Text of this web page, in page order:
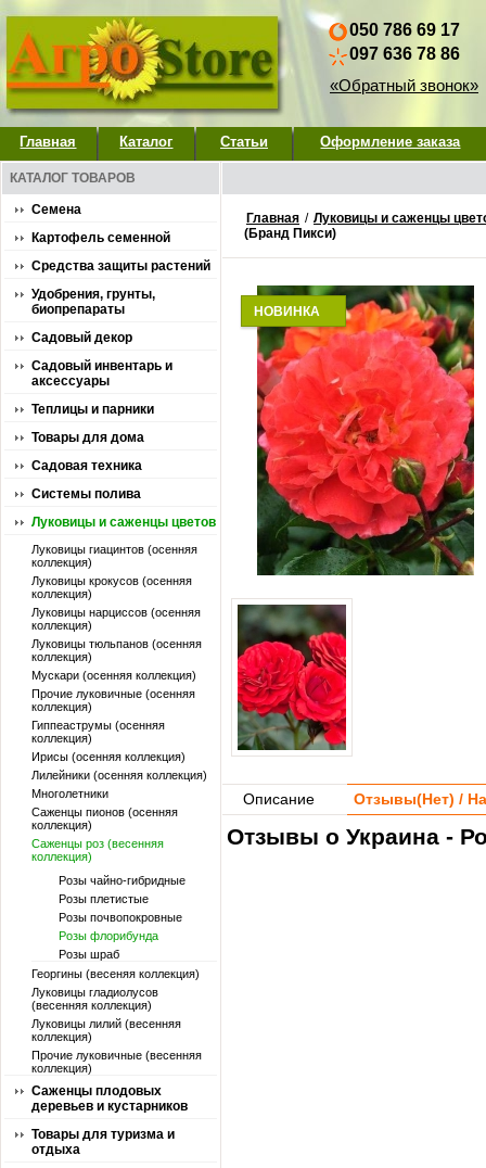
050 786 69 17
097 636 78 86
«Обратный звонок»
Главная Каталог Статьи Оформление заказа
КАТАЛОГ ТОВАРОВ
Семена
Картофель семенной
Средства защиты растений
Удобрения, грунты,
биопрепараты
Садовый декор
Садовый инвентарь и
аксессуары
Теплицы и парники
Товары для дома
Садовая техника
Системы полива
Луковицы и саженцы цветов
Луковицы гиацинтов (осенняя
коллекция)
Луковицы крокусов (осенняя
коллекция)
Луковицы нарциссов (осенняя
коллекция)
Луковицы тюльпанов (осенняя
коллекция)
Мускари (осенняя коллекция)
Прочие луковичные (осенняя
коллекция)
Гиппеаструмы (осенняя
коллекция)
Ирисы (осенняя коллекция)
Лилейники (осенняя коллекция)
Многолетники
Саженцы пионов (осенняя
коллекция)
Саженцы роз (весенняя
коллекция)
Розы чайно-гибридные
Розы плетистые
Розы почвопокровные
Розы флорибунда
Розы шраб
Георгины (весеняя коллекция)
Луковицы гладиолусов
(весенняя коллекция)
Луковицы лилий (весенняя
коллекция)
Прочие луковичные (весенняя
коллекция)
Саженцы плодовых
деревьев и кустарников
Товары для туризма и
отдыха
Главная / Луковицы и саженцы
(Бранд Пикси)
НОВИНКА
Описание Отзывы(Нет) /
Отзывы о Украина -